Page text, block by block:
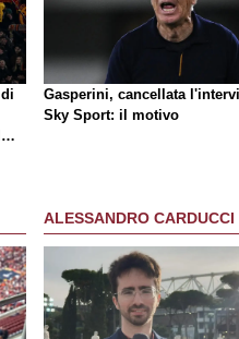
Gasperini, cancellata
Sky Sport: il motivo
ALESSANDRO CARDUCCI